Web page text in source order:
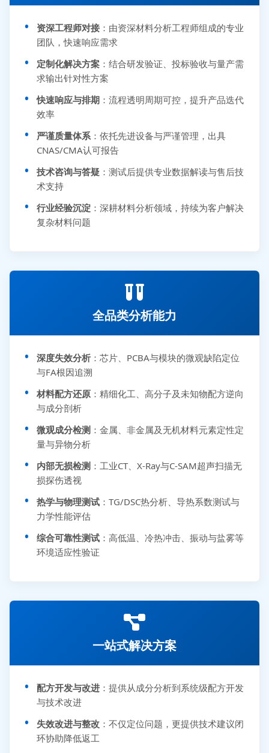
资深工程师对接 ：由资深材料分析工程师组成的专业
团队，快速响应需求
定制化解决方案 ：结合研发验证、投标验收与量产需
求输出针对性方案
快速响应与排期 ：流程透明周期可控，提升产品迭代
效率
严谨质量体系 ：依托先进设备与严谨管理，出具
CNAS/CMA认可报告
技术咨询与答疑 ：测试后提供专业数据解读与售后技
术支持
行业经验沉淀 ：深耕材料分析领域，持续为客户解决
复杂材料问题
全品类分析能力
深度失效分析 ：芯片、PCBA与模块的微观缺陷定位
与FA根因追溯
材料配方还原 ：精细化工、高分子及未知物配方逆向
与成分剖析
微观成分检测 ：金属、非金属及无机材料元素定性定
量与异物分析
内部无损检测 ：工业CT、X-Ray与C-SAM超声扫描无
损探伤透视
热学与物理测试 ：TG/DSC热分析、导热系数测试与
力学性能评估
综合可靠性测试 ：高低温、冷热冲击、振动与盐雾等
环境适应性验证
一站式解决方案
配方开发与改进 ：提供从成分分析到系统级配方开发
与技术改进
失效改进与整改 ：不仅定位问题，更提供技术建议闭
环协助降低返工